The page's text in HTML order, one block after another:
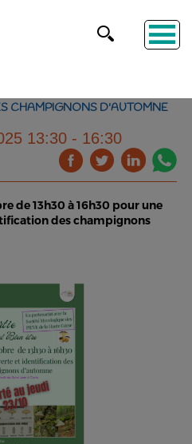
CHAMPIGNONS D'AUTOMNE
13:30 - 16:30
de 13h30 à 16h30 pour une
des champignons